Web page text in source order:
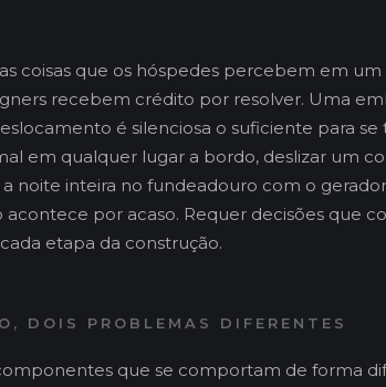
coisas que os hóspedes percebem em um
recebem crédito por resolver. Uma
é silenciosa o suficiente para se
em qualquer lugar a bordo, deslizar um
noite inteira no fundeadouro com o
acontece por acaso. Requer decisões que
etapa da construção.
DOIS PROBLEMAS DIFERENTES
que se comportam de forma